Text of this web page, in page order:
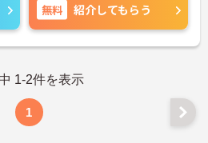
無料 紹介してもらう
1-2件を表示
1